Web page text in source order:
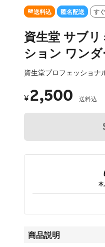
SOLD OUT 送料込 匿名配送 す
資生堂 サブ
ション ワン
資生堂プロフェッショナ
¥ 2,500 送料込
本
商品説明